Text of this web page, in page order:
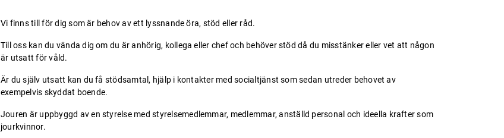
Vi finns till för dig som är behov av ett lyssnande öra, stöd eller råd.
Till oss kan du vända dig om du är anhörig, kollega eller chef och behöver stöd då du misstänker eller vet att någon
är utsatt för våld.
Är du själv utsatt kan du få stödsamtal, hjälp i kontakter med socialtjänst som sedan utreder behovet av
exempelvis skyddat boende.
Jouren är uppbyggd av en styrelse med styrelsemedlemmar, medlemmar, anställd personal och ideella krafter som
jourkvinnor.